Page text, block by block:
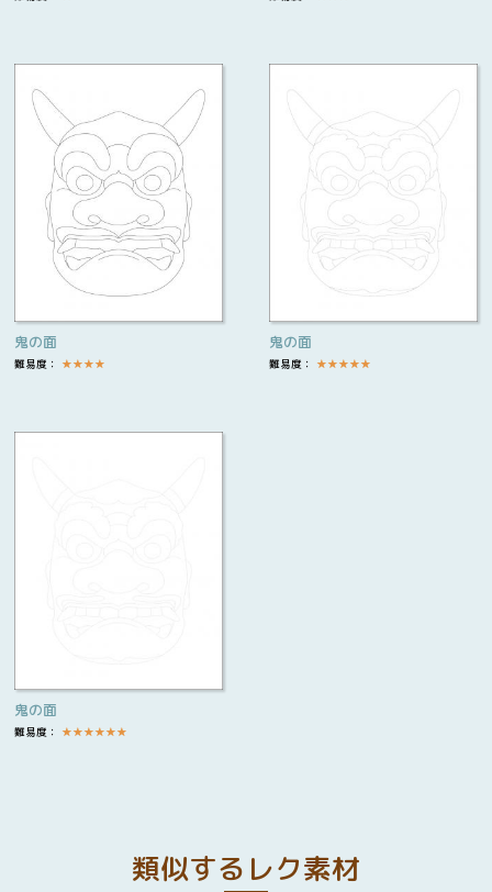
鬼の面
難易度： ★★★★
鬼の面
難易度： ★★★★★
鬼の面
難易度： ★★★★★★
類似するレク素材